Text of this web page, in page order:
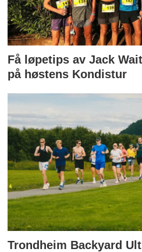
Få løpetips av Jack
på høstens Kondistur
Trondheim Backyard